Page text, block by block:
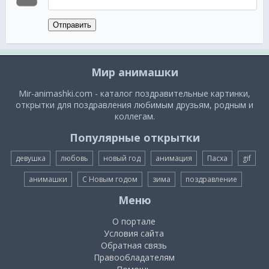
Отправить
Мир анимашки
Mir-animashki.com - каталог поздравительные картинки,
открытки для поздравления любимым друзьям, родным и
коллегам.
Популярные открытки
девушка любовь новый год анимация Пасха gif
анимашки С Новым годом зима поздравление
Меню
О портале
Условия сайта
Обратная связь
Правообладателям